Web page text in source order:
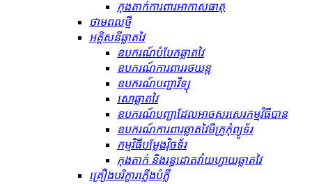
កុងតាក់ការពារអាកាសធាតុ
ថាមពលថ្មី
អគ្គិសនីឆ្លាតវៃ
ឧបករណ៍បំបែកឆ្លាតវៃ
ឧបករណ៍ការពាររថយន្ត
ឧបករណ៍បញ្ជាវិទ្យុ
សោឆ្លាតវៃ
ឧបករណ៍បញ្ជាដែលអាចសរសេរកម្មវិធីបាន
ឧបករណ៍ការពារឆ្លាតវៃមីក្រូកុំព្យូទ័រ
កម្មវិធីបម្លែងវ៉ិចទ័រ
កុងតាក់ និងរន្ធដោតវ៉ាយហ្វាយឆ្លាតវៃ
គ្រឿងបរិក្ខារភ្លើងបំភ្លឺ